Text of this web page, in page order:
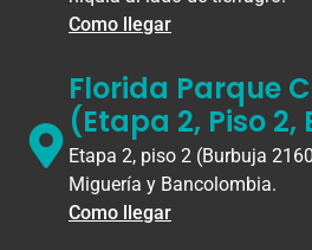
Como llegar
Florida Parque
(Etapa 2, Piso 2,
Etapa 2, piso 2 (Burbuja
Miguería y Bancolombia.
Como llegar